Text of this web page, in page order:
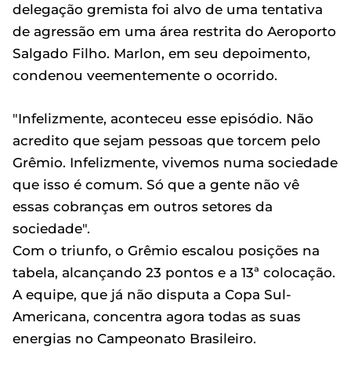
delegação gremista foi alvo de uma tentativa
de agressão em uma área restrita do Aeroporto
Salgado Filho. Marlon, em seu depoimento,
condenou veementemente o ocorrido.
"Infelizmente, aconteceu esse episódio. Não
acredito que sejam pessoas que torcem pelo
Grêmio. Infelizmente, vivemos numa sociedade
que isso é comum. Só que a gente não vê
essas cobranças em outros setores da
sociedade".
Com o triunfo, o Grêmio escalou posições na
tabela, alcançando 23 pontos e a 13ª colocação.
A equipe, que já não disputa a Copa Sul-
Americana, concentra agora todas as suas
energias no Campeonato Brasileiro.